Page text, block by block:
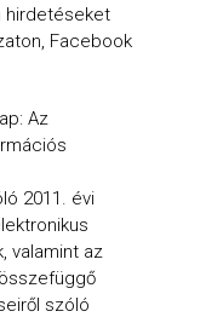
hirdetéseket
Facebook
Az
2011. évi
valamint az
szóló